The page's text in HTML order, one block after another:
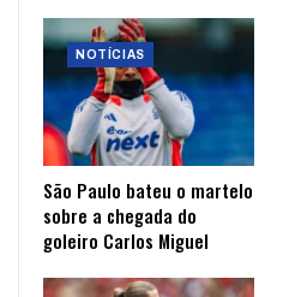
NOTÍCIAS
São Paulo bateu o martelo
sobre a chegada do
goleiro Carlos Miguel